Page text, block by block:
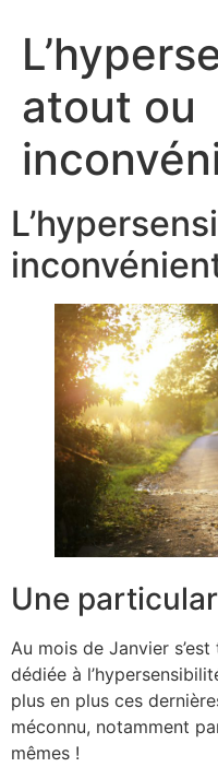
atout ou
Une
Au mois de Janvier
dédiée à
plus en plus ces
méconnu, notamment
mêmes !